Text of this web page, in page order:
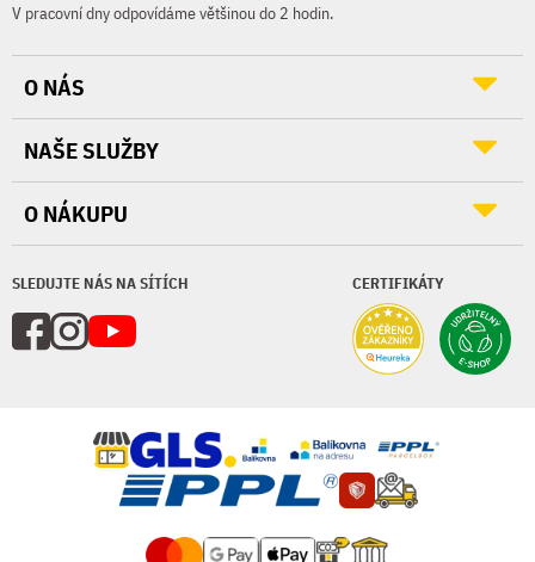
V pracovní dny odpovídáme většinou do 2 hodin.
SLEDUJTE NÁS NA SÍTÍCH CERTIFIKÁTY
O NÁS
NAŠE SLUŽBY
O NÁKUPU